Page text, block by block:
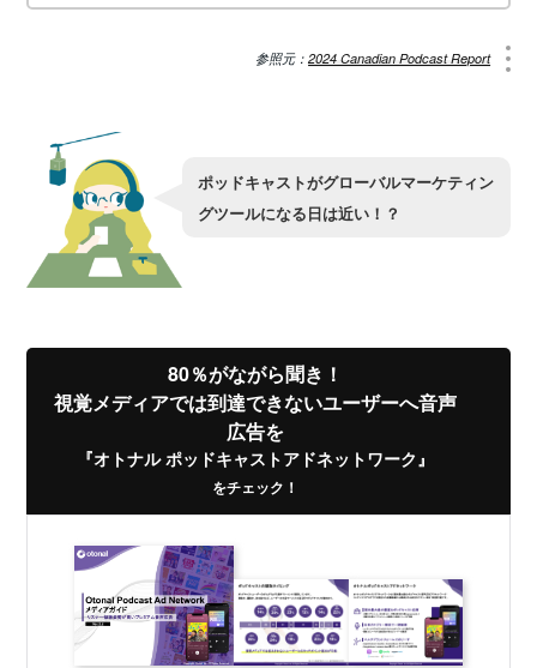
参照元：2024 Canadian Podcast Report
ポッドキャストがグローバルマーケティン
グツールになる日は近い！？
80％がながら聞き！
視覚メディアでは到達できないユーザーへ音声
広告を
『オトナル ポッドキャストアドネットワーク』
をチェック！